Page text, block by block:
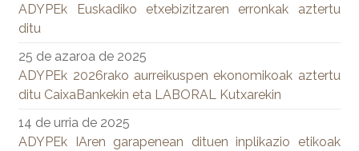
ADYPEk Euskadiko etxebizitzaren erronkak aztertu
ditu
25 de azaroa de 2025
ADYPEk 2026rako aurreikuspen ekonomikoak aztertu
ditu CaixaBankekin eta LABORAL Kutxarekin
14 de urria de 2025
ADYPEk IAren garapenean dituen inplikazio etikoak